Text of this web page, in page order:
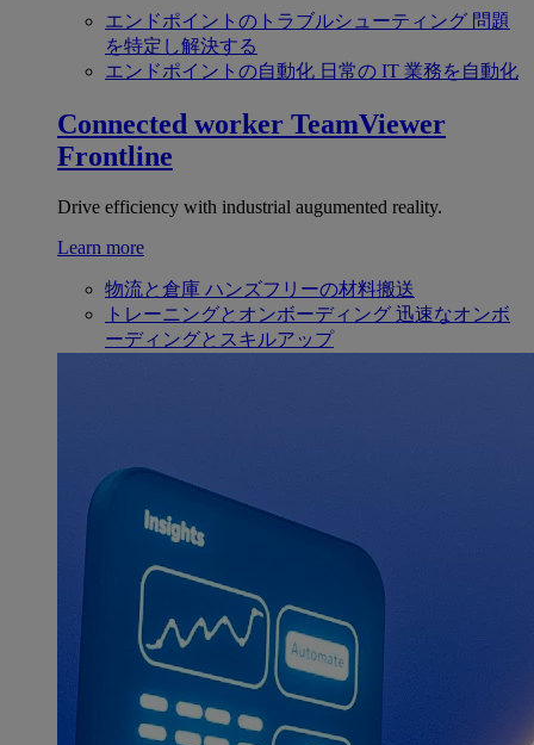
エンドポイントのトラブルシューティング 問題
を特定し解決する
エンドポイントの自動化 日常の IT 業務を自動化
Connected worker TeamViewer
Frontline
Drive efficiency with industrial augumented reality.
Learn more
物流と倉庫 ハンズフリーの材料搬送
トレーニングとオンボーディング 迅速なオンボ
ーディングとスキルアップ